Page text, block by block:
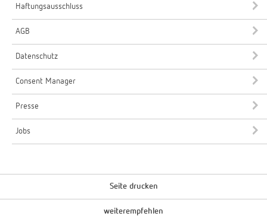
Haftungsausschluss
AGB
Datenschutz
Consent Manager
Presse
Jobs
Seite drucken
weiterempfehlen